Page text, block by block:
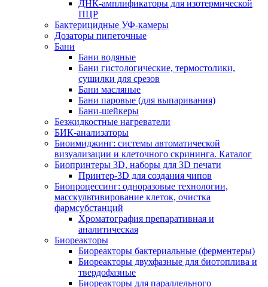
ДНК-амплификаторы для изотермической
ПЦР
Бактерицидные УФ-камеры
Дозаторы пипеточные
Бани
Бани водяные
Бани гистологические, термостолики,
сушилки для срезов
Бани масляные
Бани паровые (для выпаривания)
Бани-шейкеры
Безжидкостные нагреватели
БИК-анализаторы
Биоимиджинг: системы автоматической
визуализации и клеточного скрининга. Каталог
Биопринтеры 3D, наборы для 3D печати
Принтер-3D для создания чипов
Биопроцессинг: одноразовые технологии,
масскультивирование клеток, очистка
фармсубстанций
Хроматография препаративная и
аналитическая
Биореакторы
Биореакторы бактериальные (ферментеры)
Биореакторы двухфазные для биотоплива и
твердофазные
Биореакторы для параллельного